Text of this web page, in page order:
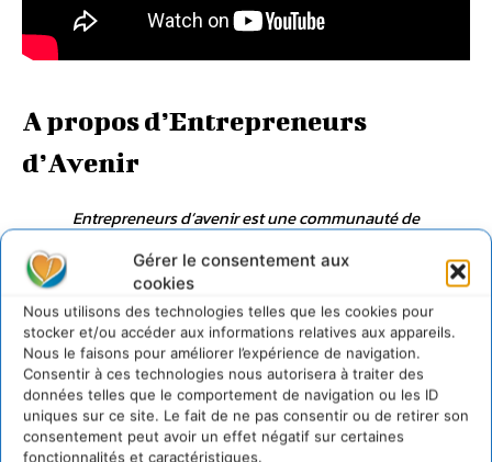
Gérer le consentement aux
cookies
Nous utilisons des technologies telles que les cookies pour
stocker et/ou accéder aux informations relatives aux appareils.
Nous le faisons pour améliorer l’expérience de navigation.
Consentir à ces technologies nous autorisera à traiter des
données telles que le comportement de navigation ou les ID
uniques sur ce site. Le fait de ne pas consentir ou de retirer son
consentement peut avoir un effet négatif sur certaines
fonctionnalités et caractéristiques.
A propos d’Entrepreneurs
d’Avenir
Entrepreneurs d’avenir est une communauté de